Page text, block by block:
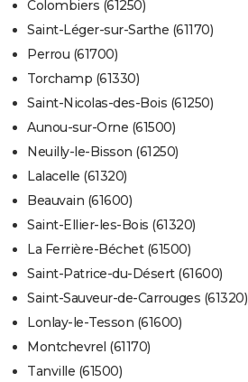
Colombiers (61250)
Saint-Léger-sur-Sarthe (61170)
Perrou (61700)
Torchamp (61330)
Saint-Nicolas-des-Bois (61250)
Aunou-sur-Orne (61500)
Neuilly-le-Bisson (61250)
Lalacelle (61320)
Beauvain (61600)
Saint-Ellier-les-Bois (61320)
La Ferrière-Béchet (61500)
Saint-Patrice-du-Désert (61600)
Saint-Sauveur-de-Carrouges (61320)
Lonlay-le-Tesson (61600)
Montchevrel (61170)
Tanville (61500)